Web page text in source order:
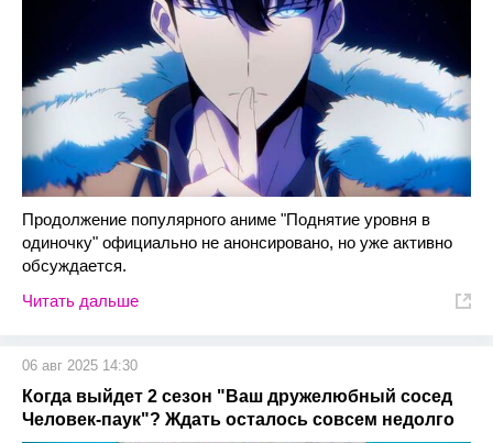
Продолжение популярного аниме "Поднятие уровня в
одиночку" официально не анонсировано, но уже активно
обсуждается.
Читать дальше
06 авг 2025 14:30
Когда выйдет 2 сезон "Ваш дружелюбный сосед
Человек-паук"? Ждать осталось совсем недолго